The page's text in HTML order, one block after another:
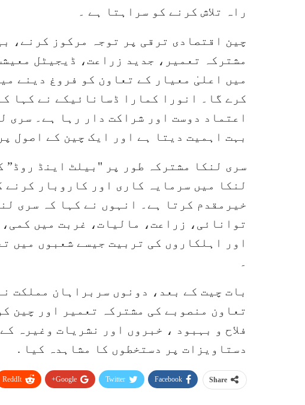
راہ تلاش کرنے کو سراہتا ہے ۔
چین اقتصادی ترقی پر توجہ مرکوز کرنے،
مشترکہ تعمیر، جدید زراعت، ڈیجیٹل
میں اعلیٰ معیار کے تعاون کو فروغ دینے
کرے گا۔ انورا کمارا ڈسانائیکے نے کہا
اعتماد دوست اور شراکت دار رہا ہے۔ سری
بہت اہمیت دیتا ہے اور ایک چین کے اصول
سری لنکا مشترکہ طور پر "بیلٹ اینڈ روڈ”
لنکا میں سرمایہ کاری اور کاروبار کرنے
خیرمقدم کرتا ہے۔ انہوں نے کہا کہ سری
توانائی، زراعت، مالیات، غربت میں
اور اہلکاروں کی تربیت جیسے شعبوں میں
۔
بات چیت کے بعد، دونوں سربراہان مملکت
تعاون منصوبے کی مشترکہ تعمیر اور چین
فلاح و بہبود ، خبروں اور نشریات وغیرہ
دستاویزات پر دستخطوں کا مشاہدہ کیا .
Share
Facebook
Twitter
Google+
ReddIt